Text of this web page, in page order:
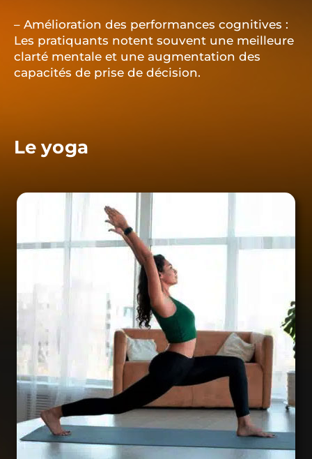
– Amélioration des performances cognitives :
Les pratiquants notent souvent une meilleure
clarté mentale et une augmentation des
capacités de prise de décision.
Le yoga